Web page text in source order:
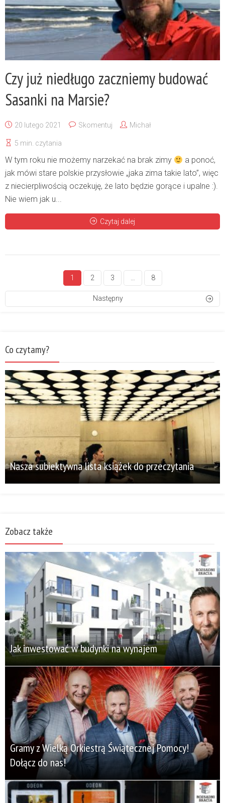
Czy już niedługo zaczniemy budować
Sasanki na Marsie?
20 lutego 2021 Skomentuj Michał
5 min. czytania
W tym roku nie możemy narzekać na brak zimy
a ponoć,
jak mówi stare polskie przysłowie „jaka zima takie lato”, więc
z niecierpliwością oczekuję, że lato będzie gorące i upalne :).
Nie wiem jak u...
Czytaj dalej
1 2 3 8
Następny
Co czytamy?
Nasza subiektywna lista książek do przeczytania
Zobacz także
Jak inwestować w budynki na wynajem
Gramy z Wielką Orkiestrą Świątecznej Pomocy!
Dołącz do nas!